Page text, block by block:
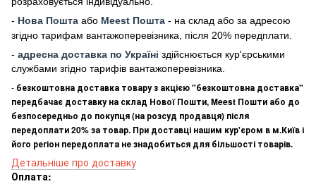
- Нова Пошта або Meest Пошта - на склад або за адресою
згідно тарифам вантажоперевізника, після 20% передплати.
- адресна доставка по Україні здійснюється кур'єрськими
службами згідно тарифів вантажоперевізника.
- безкоштовна доставка товару з акцією "безкоштовна доставка"
передбачає доставку на склад Нової Пошти, Meest Пошти або до
безпосередньо до покупця (на розсуд продавця) після
передоплати 20% за товар. При доставці нашим кур'єром в м.Київ і
його регіон передоплата не знадобиться для більшості товарів.
Детальніше про доставку
Оплата: